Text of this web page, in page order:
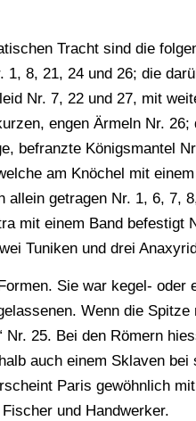
Tracht sind die
8, 21, 24 und 26; die
Nr. 7, 22 und 27, mit
engen Ärmeln Nr.
befranzte Königsmantel
am Knöchel mit
getragen Nr. 1, 6, 7,
mit einem Band befestigt
Tuniken und drei
Sie war kegel-
Wenn die
Nr. 25. Bei den Römern
auch einem Sklaven
Paris gewöhnlich
und Handwerker.